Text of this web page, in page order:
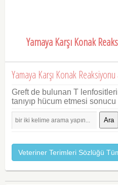
Yamaya Karşı Konak
Yamaya Karşı Konak Reaksiyonu
Greft de bulunan T
tanıyıp hücum etmesi
Ara
Veteriner Terimleri Sözlüğü